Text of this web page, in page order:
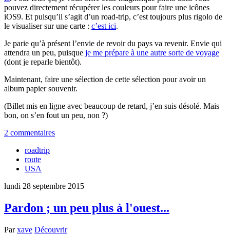
pouvez directement récupérer les couleurs pour faire une icônes
iOS9. Et puisqu’il s’agit d’un road-trip, c’est toujours plus rigolo de
le visualiser sur une carte : c’est ici.
Je parie qu’à présent l’envie de revoir du pays va revenir. Envie qui
attendra un peu, puisque je me prépare à une autre sorte de voyage
(dont je reparle bientôt).
Maintenant, faire une sélection de cette sélection pour avoir un
album papier souvenir.
(Billet mis en ligne avec beaucoup de retard, j’en suis désolé. Mais
bon, on s’en fout un peu, non ?)
2 commentaires
roadtrip
route
USA
lundi 28 septembre 2015
Pardon ; un peu plus à l'ouest...
Parxave Découvrir